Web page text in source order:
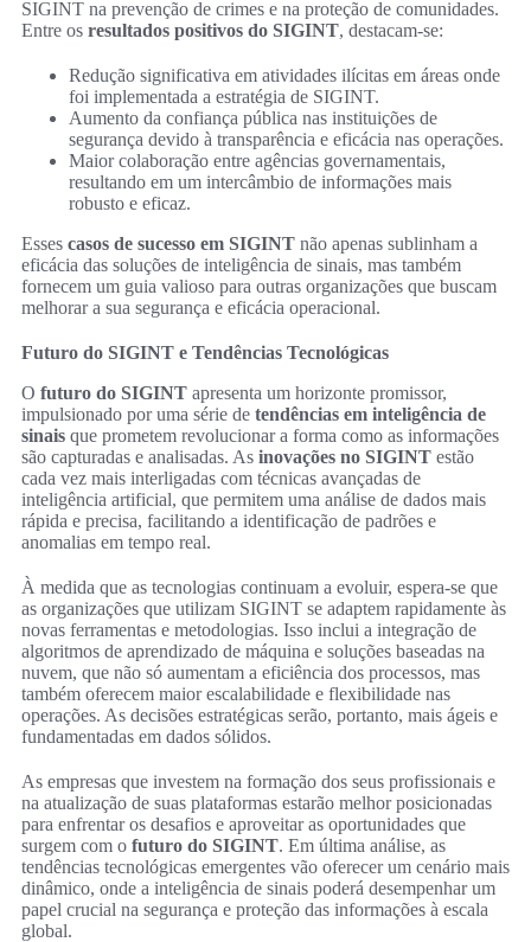
SIGINT na prevenção de crimes e na proteção de comunidades.
Entre os resultados positivos do SIGINT, destacam-se:
Redução significativa em atividades ilícitas em áreas onde
foi implementada a estratégia de SIGINT.
Aumento da confiança pública nas instituições de
segurança devido à transparência e eficácia nas operações.
Maior colaboração entre agências governamentais,
resultando em um intercâmbio de informações mais
robusto e eficaz.
Esses casos de sucesso em SIGINT não apenas sublinham a
eficácia das soluções de inteligência de sinais, mas também
fornecem um guia valioso para outras organizações que buscam
melhorar a sua segurança e eficácia operacional.
Futuro do SIGINT e Tendências Tecnológicas
O futuro do SIGINT apresenta um horizonte promissor,
impulsionado por uma série de tendências em inteligência de
sinais que prometem revolucionar a forma como as informações
são capturadas e analisadas. As inovações no SIGINT estão
cada vez mais interligadas com técnicas avançadas de
inteligência artificial, que permitem uma análise de dados mais
rápida e precisa, facilitando a identificação de padrões e
anomalias em tempo real.
À medida que as tecnologias continuam a evoluir, espera-se que
as organizações que utilizam SIGINT se adaptem rapidamente às
novas ferramentas e metodologias. Isso inclui a integração de
algoritmos de aprendizado de máquina e soluções baseadas na
nuvem, que não só aumentam a eficiência dos processos, mas
também oferecem maior escalabilidade e flexibilidade nas
operações. As decisões estratégicas serão, portanto, mais ágeis e
fundamentadas em dados sólidos.
As empresas que investem na formação dos seus profissionais e
na atualização de suas plataformas estarão melhor posicionadas
para enfrentar os desafios e aproveitar as oportunidades que
surgem com o futuro do SIGINT. Em última análise, as
tendências tecnológicas emergentes vão oferecer um cenário mais
dinâmico, onde a inteligência de sinais poderá desempenhar um
papel crucial na segurança e proteção das informações à escala
global.